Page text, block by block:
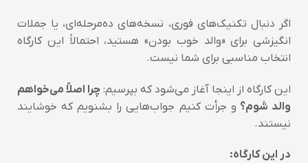
اگر دنبال تکنیک‌های فوری، نسخه‌های ده‌مرحله‌ای، یا جملات
انگیزشی برای «والد خوب بودن» هستید، احتمالاً این کارگاه
انتخاب مناسبی برای شما نیست.
این کارگاه از اینجا آغاز می‌شود که بپرسیم: چرا اصلاً می‌خواهم
والد شوم؟ و جرأت کنیم جواب‌هایی را بشنویم که خوشایند
نیستند.
در این کارگاه: